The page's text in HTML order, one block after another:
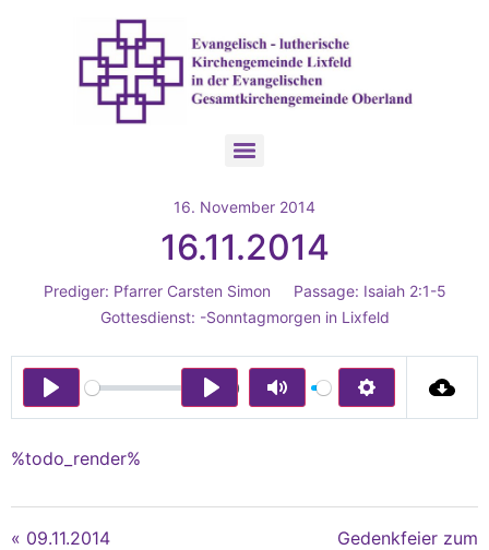
16. November 2014
16.11.2014
Prediger: Pfarrer Carsten Simon Passage: Isaiah 2:1-5
Gottesdienst: -Sonntagmorgen in Lixfeld
Play
00:00
Mute Settings
Play
%todo_render%
« 09.11.2014
Gedenkfeier zum